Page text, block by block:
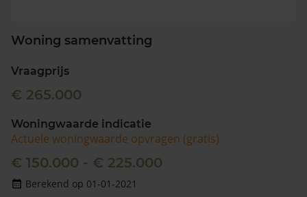
Woning samenvatting
Vraagprijs
€ 265.000
Woningwaarde indicatie
Actuele woningwaarde opvragen (gratis)
€ 150.000 - € 225.000
Berekend op 01-01-2021